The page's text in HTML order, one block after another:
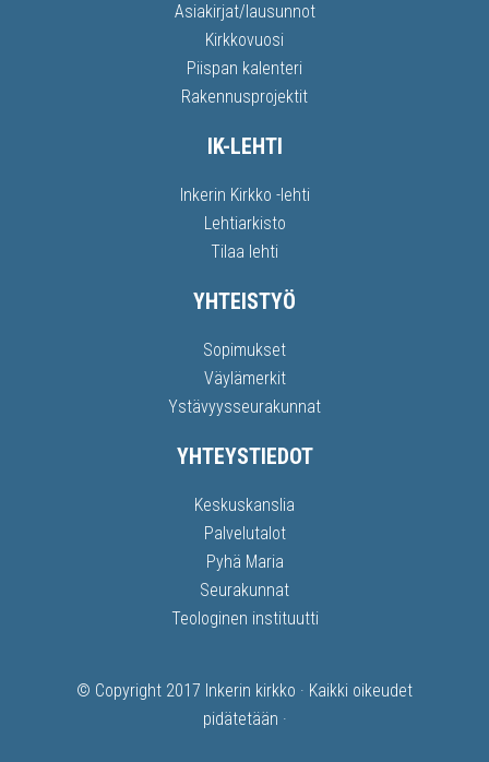
Asiakirjat/lausunnot
Kirkkovuosi
Piispan kalenteri
Rakennusprojektit
IK-LEHTI
Inkerin Kirkko -lehti
Lehtiarkisto
Tilaa lehti
YHTEISTYÖ
Sopimukset
Väylämerkit
Ystävyysseurakunnat
YHTEYSTIEDOT
Keskuskanslia
Palvelutalot
Pyhä Maria
Seurakunnat
Teologinen instituutti
© Copyright 2017 Inkerin kirkko · Kaikki oikeudet
pidätetään ·